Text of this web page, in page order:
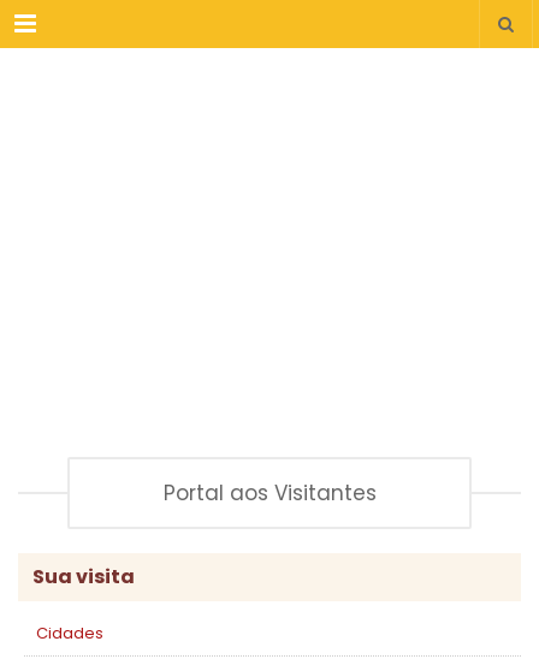
Menu
Portal aos Visitantes
Sua visita
Cidades